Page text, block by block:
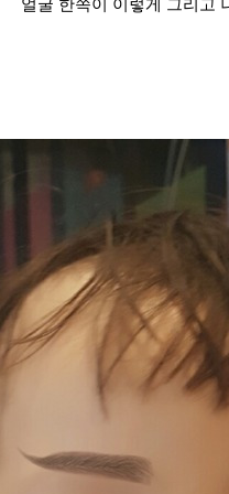
얼굴 한쪽이 이렇게 그리고